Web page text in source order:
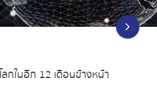
กในอีก 12 เดือนข้างหน้า